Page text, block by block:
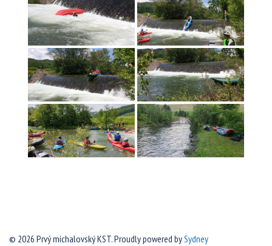
© 2026 Prvý michalovský KST. Proudly powered bySydney